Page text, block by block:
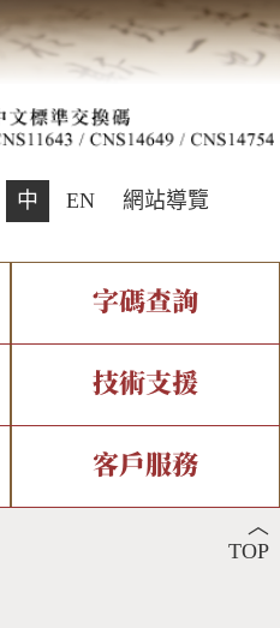
中 EN 網站導覽
全字庫現況
專有名詞介紹
字碼查詢
部件查詢
注音查詢
技術支援
造字解決方案
轉碼Web Service
客戶服務
︿
TOP